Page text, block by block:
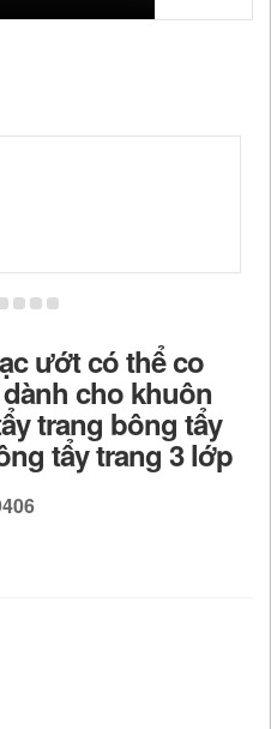
ướt có thể co
cho khuôn
trang bông tẩy
tẩy trang 3 lớp